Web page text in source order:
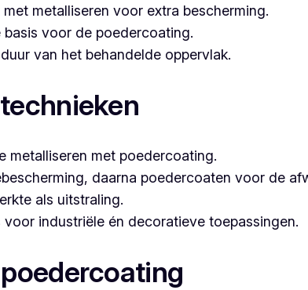
metalliseren voor extra bescherming.
voor de poedercoating.
van het behandelde oppervlak.
metalliseren met poedercoating.
daarna poedercoaten voor de
als uitstraling.
industriële én decoratieve toepassingen.